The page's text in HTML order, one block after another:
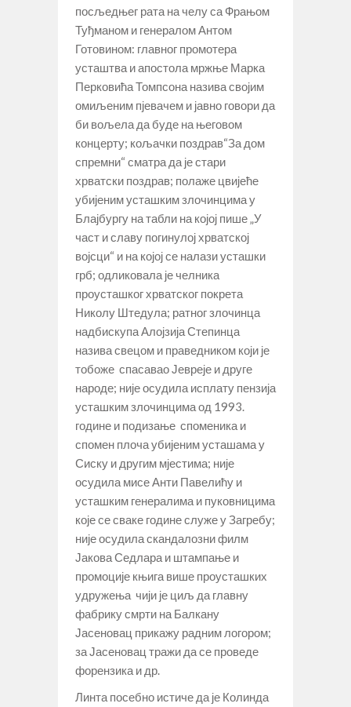
посљедњег рата на челу са Фрањом
Туђманом и генералом Антом
Готовином: главног промотера
усташтва и апостола мржње Марка
Перковића Томпсона назива својим
омиљеним пјевачем и јавно говори да
би вољела да буде на његовом
концерту; кољачки поздрав“За дом
спремни“ сматра да је стари
хрватски поздрав; полаже цвијеће
убијеним усташким злочинцима у
Блајбургу на табли на којој пише „У
част и славу погинулој хрватској
војсци“ и на којој се налази усташки
грб; одликовала је челника
проусташког хрватског покрета
Николу Штедула; ратног злочинца
надбискупа Алојзија Степинца
назива свецом и праведником који је
тобоже спасавао Јевреје и друге
народе; није осудила исплату пензија
усташким злочинцима од 1993.
године и подизање споменика и
спомен плоча убијеним усташама у
Сиску и другим мјестима; није
осудила мисе Анти Павелићу и
усташким генералима и пуковницима
које се сваке године служе у Загребу;
није осудила скандалозни филм
Јакова Седлара и штампање и
промоције књига више проусташких
удружења чији је циљ да главну
фабрику смрти на Балкану
Јасеновац прикажу радним логором;
за Јасеновац тражи да се проведе
форензика и др.
Линта посебно истиче да је Колинда